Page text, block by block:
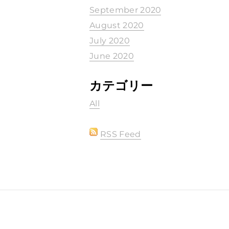
September 2020
August 2020
July 2020
June 2020
カテゴリー
All
RSS Feed